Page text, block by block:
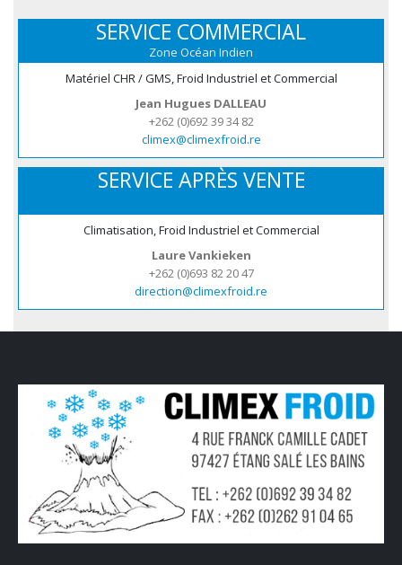
SERVICE COMMERCIAL
Zone Océan Indien
Matériel CHR / GMS, Froid Industriel et Commercial
Jean Hugues DALLEAU
+262 (0)692 39 34 82
climex@climexfroid.re
SERVICE APRÈS VENTE
Climatisation, Froid Industriel et Commercial
Laure Vankieken
+262 (0)693 82 20 47
direction@climexfroid.re